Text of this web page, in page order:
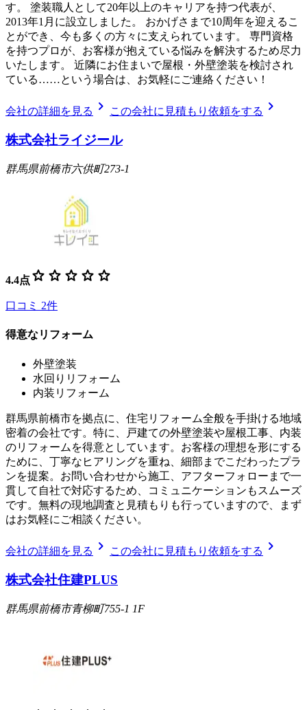
す。 塗装職人として20年以上のキャリアを持つ代表が、
2013年1月に設立しました。 おかげさまで10周年を迎えるこ
とができ、今も多くの方々に支えられています。 専門資格
を持つプロが、お客様が抱えている悩みを解決するため尽力
いたします。 近隣にお住まいで屋根・外壁塗装を検討され
ている……という場合は、お気軽にご連絡ください！
会社の詳細を見る chevron_right この会社に見積もり依頼をする chevron_right
株式会社ライジール
群馬県前橋市六供町273-1
4.4点 star star star star star
口コミ 2件
得意なリフォーム
外壁塗装
水回りリフォーム
内装リフォーム
群馬県前橋市を拠点に、住宅リフォーム全般を手掛ける地域
密着の会社です。特に、戸建ての外壁塗装や屋根工事、内装
のリフォームを得意としています。お客様の理想を形にする
ために、丁寧なヒアリングを重ね、細部までこだわったプラ
ンを提案。お問い合わせから施工、アフターフォローまで一
貫して自社で対応するため、コミュニケーションもスムーズ
です。無料の現地調査と見積もりも行っていますので、まず
はお気軽にご相談ください。
会社の詳細を見る chevron_right この会社に見積もり依頼をする chevron_right
株式会社住建PLUS
群馬県前橋市青柳町755-1 1F